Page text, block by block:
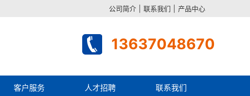
公司简介 联系我们 产品中心
13637048670
客户服务 人才招聘 联系我们